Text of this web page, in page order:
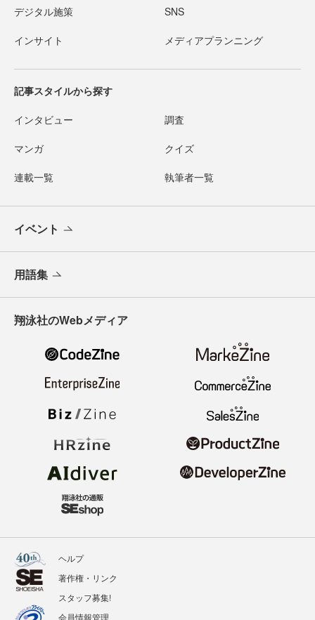
デジタル施策 SNS
インサイト メディアプランニング
記事スタイルから探す
インタビュー 調査
マンガ クイズ
連載一覧 執筆者一覧
イベント
用語集
翔泳社のWebメディア
ヘルプ
著作権・リンク
スタッフ募集!
会員情報管理